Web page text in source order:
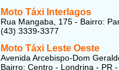
Moto Táxi Interlagos
Rua Mangaba, 175 - Bairro:
(43) 3339-3377
Moto Táxi Leste Oeste
Avenida Arcebispo-Dom
Bairro: Centro - Londrina - PR